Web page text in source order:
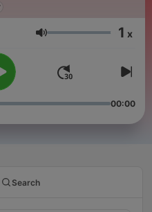
Volume 1 x
00:00
Search